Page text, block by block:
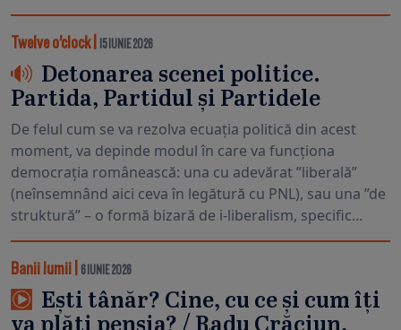
Twelve o’clock| 15 IUNIE 2026
Detonarea scenei politice.
Partida, Partidul și Partidele
De felul cum se va rezolva ecuația politică din acest
moment, va depinde modul în care va funcționa
democrația românească: una cu adevărat ”liberală”
(neînsemnând aici ceva în legătură cu PNL), sau una ”de
struktură” – o formă bizară de i-liberalism, specific...
Banii lumii 6 IUNIE 2026
Ești tânăr? Cine, cu ce și cum îți